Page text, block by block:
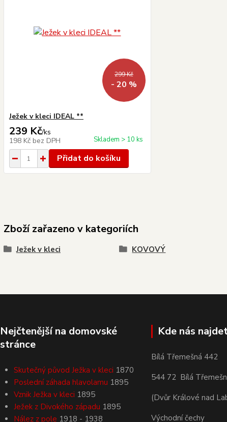
299 Kč
- 20 %
Ježek v kleci IDEAL **
239 Kč/ks
198 Kč bez DPH Skladem > 10 ks
Přidat do košíku
Zboží zařazeno v kategoriích
Ježek v kleci KOVOVÝ
Nejčtenější na domovské
stránce
Skutečný původ Ježka v kleci 1870
Poslední záhada hlavolamu 1895
Vznik Ježka v kleci 1895
Ježek z Divokého západu 1895
Nález z pole 1918 - 1938
Kde nás
Bílá Třemešná 442
544 72 Bílá
(Dvůr Králové nad
Východní čechy